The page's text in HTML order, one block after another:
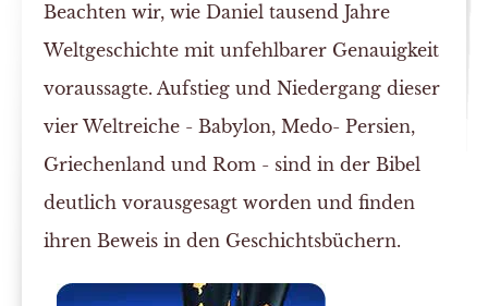
Beachten wir, wie Daniel tausend Jahre
Weltgeschichte mit unfehlbarer Genauigkeit
voraussagte. Aufstieg und Niedergang dieser
vier Weltreiche - Babylon, Medo- Persien,
Griechenland und Rom - sind in der Bibel
deutlich vorausgesagt worden und finden
ihren Beweis in den Geschichtsbüchern.